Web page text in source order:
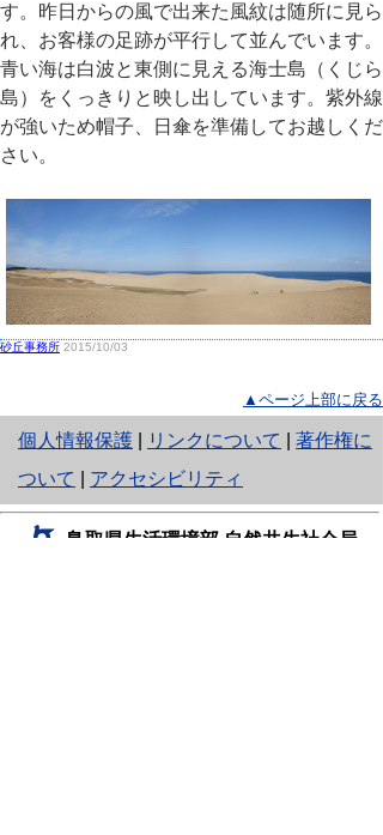
す。昨日からの風で出来た風紋は随所に見ら
れ、お客様の足跡が平行して並んでいます。
青い海は白波と東側に見える海士島（くじら
島）をくっきりと映し出しています。紫外線
が強いため帽子、日傘を準備してお越しくだ
さい。
砂丘事務所 2015/10/03
▲ページ上部に戻る
個人情報保護
と
り
ネ
リンクについて
著作権に
ついて
アクセシビリティ
鳥取県生活環境部 自然共生社会局